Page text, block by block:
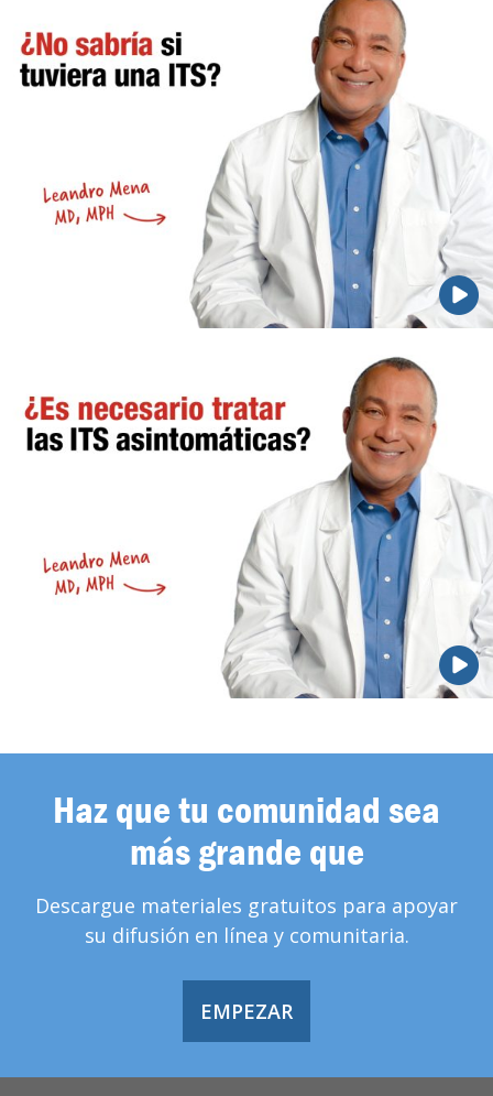
Haz que tu comunidad sea
más grande que
Descargue materiales gratuitos para apoyar
su difusión en línea y comunitaria.
EMPEZAR